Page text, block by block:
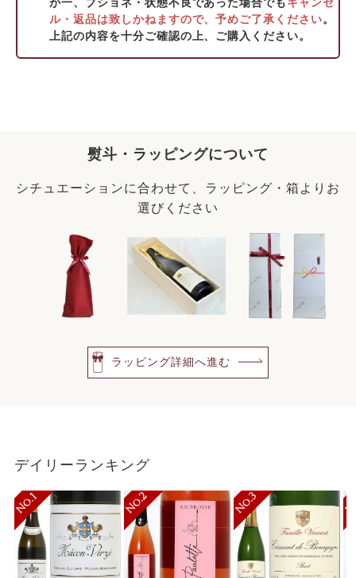
が一、ブショネ・状態不良であった場合でもキャンセ
ル・返品は致しかねますので、予めご了承ください。
上記の内容を十分ご確認の上、ご購入ください。
熨斗・ラッピングについて
シチュエーションに合わせて、ラッピング・箱よりお
選びください
ラッピング詳細へ進む
デイリーランキング